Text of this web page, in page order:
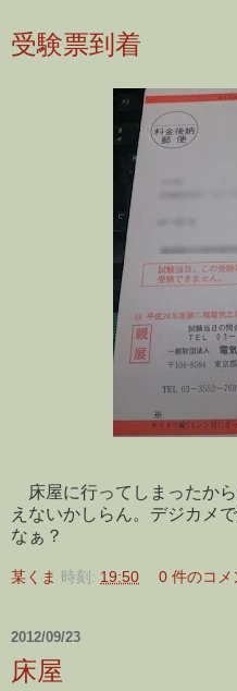
受験票到着
床屋に行ってしまったか
えないかしらん。デジカメ
なぁ？
某くま 時刻: 19:50 0 件のコメ
2012/09/23
床屋